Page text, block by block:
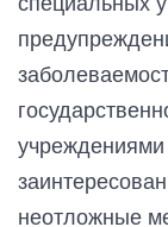
неотложные